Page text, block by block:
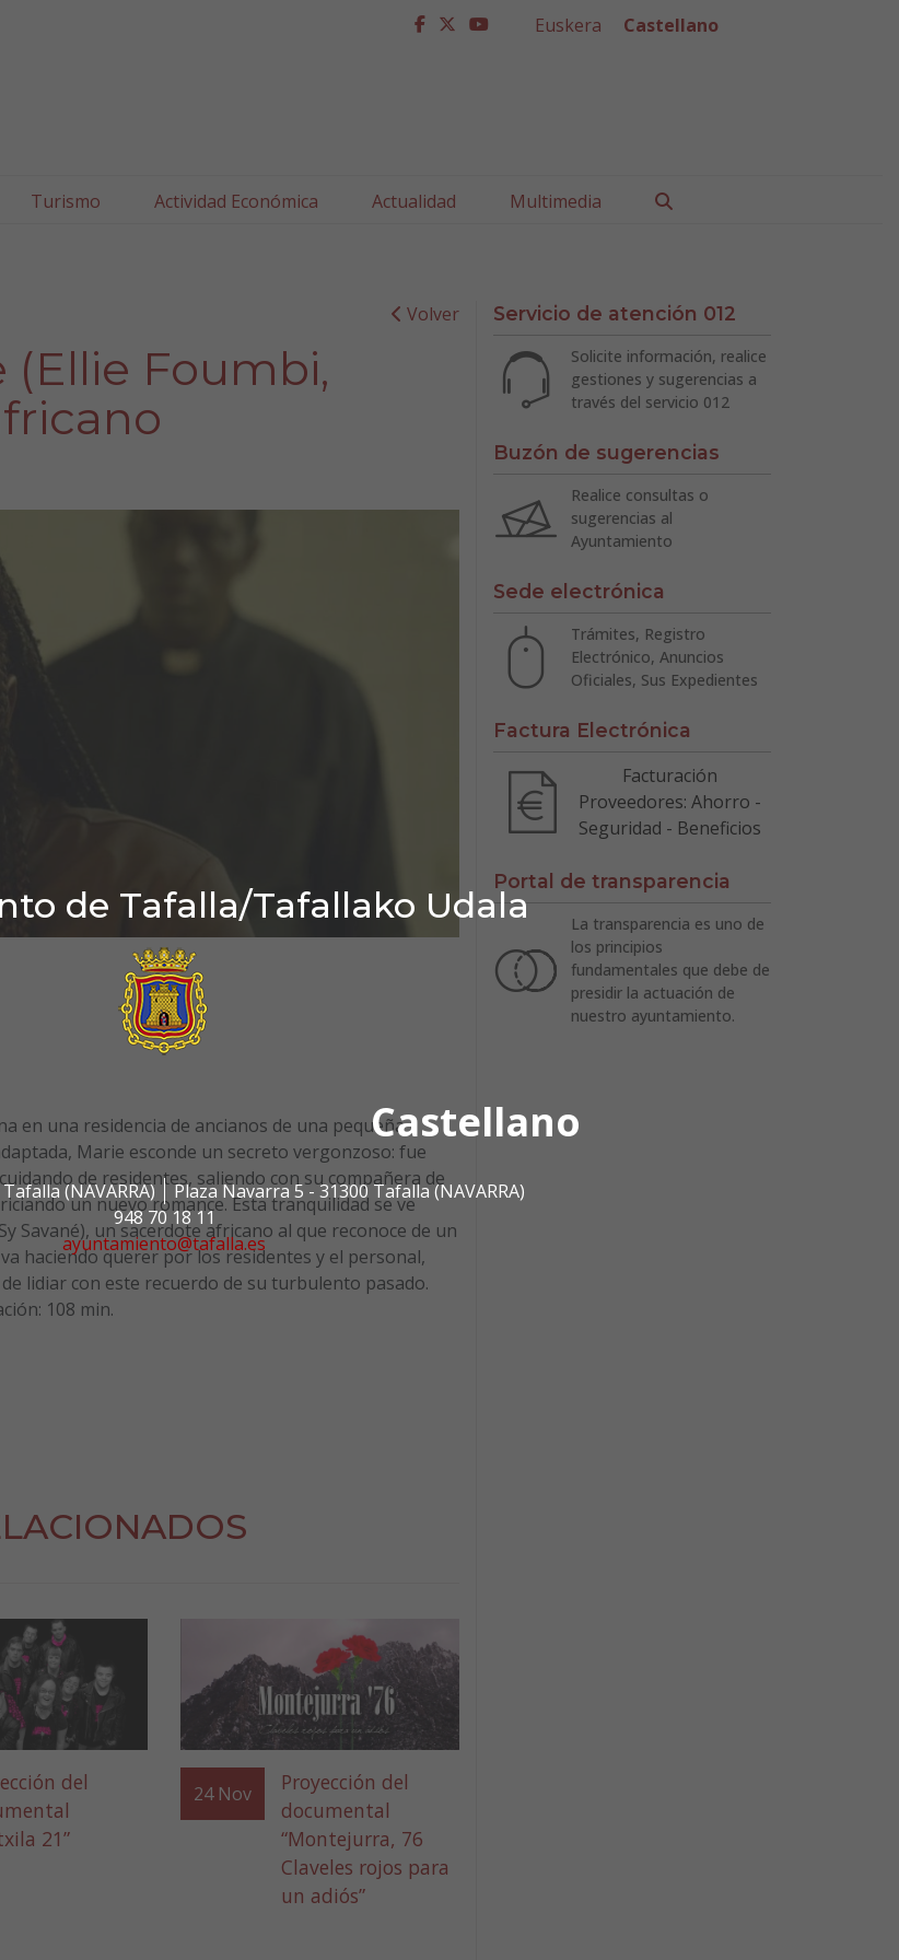
de Tafalla/Tafallako Udala
Castellano
(NAVARRA)
Plaza Navarra 5 - 31300 Tafalla (NAVARRA)
948 70 18 11
ayuntamiento@tafalla.es
facebook
twitter
youtube
Euskera Castellano
Turismo Actividad Económica Actualidad Multimedia
Volver
(Ellie Foumbi,
en una residencia de ancianos de una pequeña
Marie esconde un secreto vergonzoso: fue
de residentes, saliendo con su compañera de
un nuevo romance. Esta tranquilidad se ve
Savané), un sacerdote africano al que reconoce de un
haciendo querer por los residentes y el personal,
lidiar con este recuerdo de su turbulento pasado.
108 min.
del
21”
24 Nov
Proyección del
documental
“Montejurra, 76
Claveles rojos para
un adiós”
Servicio de atención 012
Solicite información, realice
gestiones y sugerencias a
través del servicio 012
Buzón de sugerencias
Realice consultas o
sugerencias al
Ayuntamiento
Sede electrónica
Trámites, Registro
Electrónico, Anuncios
Oficiales, Sus Expedientes
Factura Electrónica
Facturación
Proveedores: Ahorro -
Seguridad - Beneficios
Portal de transparencia
La transparencia es uno de
los principios
fundamentales que debe de
presidir la actuación de
nuestro ayuntamiento.